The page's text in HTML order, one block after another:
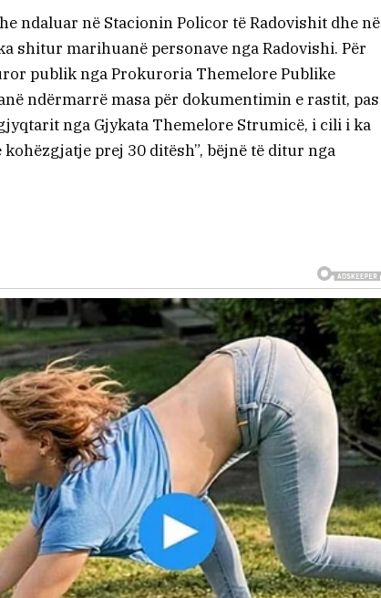
ndaluar në Stacionin Policor të Radovishit dhe në
shitur marihuanë personave nga Radovishi. Për
publik nga Prokuroria Themelore Publike
ndërmarrë masa për dokumentimin e rastit, pas
nga Gjykata Themelore Strumicë, i cili i ka
prej 30 ditësh”, bëjnë të ditur nga